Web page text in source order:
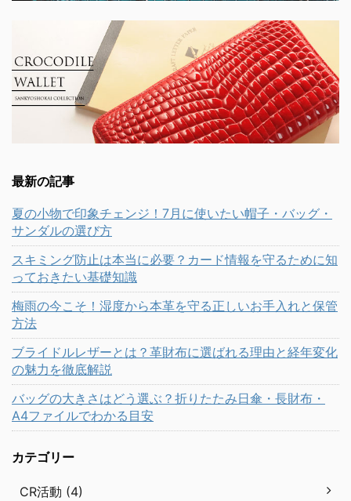
最新の記事
夏の小物で印象チェンジ！7月に使いたい帽子・バッグ・
サンダルの選び方
スキミング防止は本当に必要？カード情報を守るために知
っておきたい基礎知識
梅雨の今こそ！湿度から本革を守る正しいお手入れと保管
方法
ブライドルレザーとは？革財布に選ばれる理由と経年変化
の魅力を徹底解説
バッグの大きさはどう選ぶ？折りたたみ日傘・長財布・
A4ファイルでわかる目安
カテゴリー
CR活動 (4)